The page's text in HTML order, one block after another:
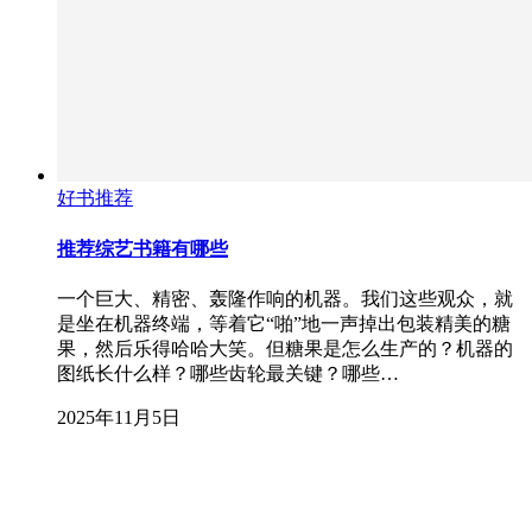
好书推荐
推荐综艺书籍有哪些
一个巨大、精密、轰隆作响的机器。我们这些观众，就
是坐在机器终端，等着它“啪”地一声掉出包装精美的糖
果，然后乐得哈哈大笑。但糖果是怎么生产的？机器的
图纸长什么样？哪些齿轮最关键？哪些…
2025年11月5日